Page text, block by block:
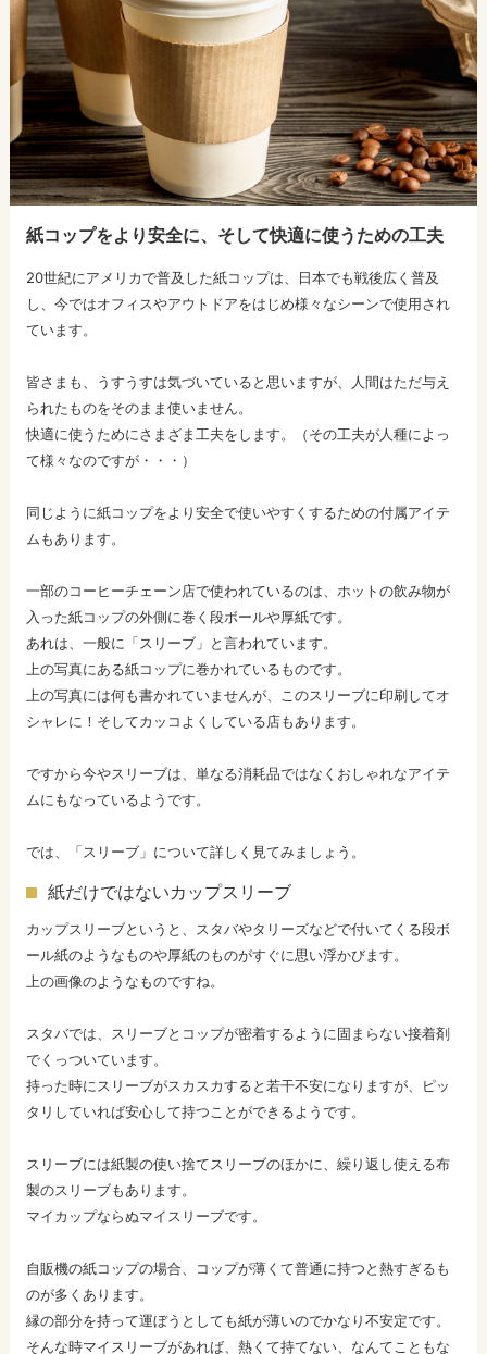
紙コップをより安全に、そして快適に使うための工夫
20世紀にアメリカで普及した紙コップは、日本でも戦後広く普及
し、今ではオフィスやアウトドアをはじめ様々なシーンで使用され
ています。
皆さまも、うすうすは気づいていると思いますが、人間はただ与え
られたものをそのまま使いません。
快適に使うためにさまざま工夫をします。（その工夫が人種によっ
て様々なのですが・・・）
同じように紙コップをより安全で使いやすくするための付属アイテ
ムもあります。
一部のコーヒーチェーン店で使われているのは、ホットの飲み物が
入った紙コップの外側に巻く段ボールや厚紙です。
あれは、一般に「スリーブ」と言われています。
上の写真にある紙コップに巻かれているものです。
上の写真には何も書かれていませんが、このスリーブに印刷してオ
シャレに！そしてカッコよくしている店もあります。
ですから今やスリーブは、単なる消耗品ではなくおしゃれなアイテ
ムにもなっているようです。
では、「スリーブ」について詳しく見てみましょう。
紙だけではないカップスリーブ
カップスリーブというと、スタバやタリーズなどで付いてくる段ボ
ール紙のようなものや厚紙のものがすぐに思い浮かびます。
上の画像のようなものですね。
スタバでは、スリーブとコップが密着するように固まらない接着剤
でくっついています。
持った時にスリーブがスカスカすると若干不安になりますが、ピッ
タリしていれば安心して持つことができるようです。
スリーブには紙製の使い捨てスリーブのほかに、繰り返し使える布
製のスリーブもあります。
マイカップならぬマイスリーブです。
自販機の紙コップの場合、コップが薄くて普通に持つと熱すぎるも
のが多くあります。
縁の部分を持って運ぼうとしても紙が薄いのでかなり不安定です。
そんな時マイスリーブがあれば、熱くて持てない、なんてこともな